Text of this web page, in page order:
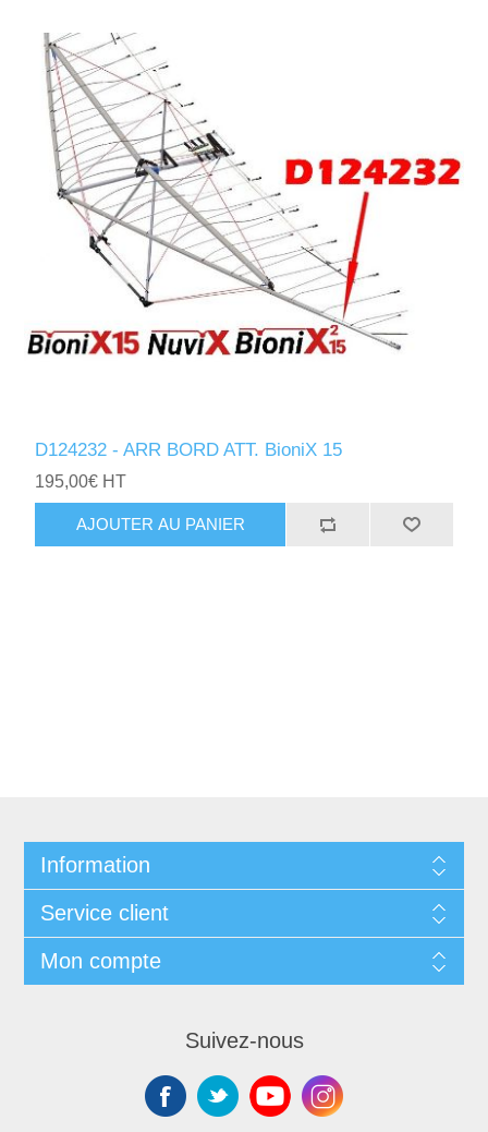
D124232 - ARR BORD ATT. BioniX 15
195,00€ HT
AJOUTER AU PANIER
Information
Service client
Mon compte
Suivez-nous